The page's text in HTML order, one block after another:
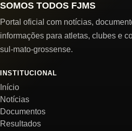
SOMOS TODOS FJMS
Portal oficial com notícias,
informações para atletas, clubes e
sul-mato-grossense.
INSTITUCIONAL
Início
Notícias
Documentos
Resultados